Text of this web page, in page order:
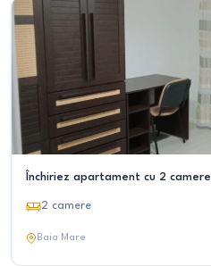
Închiriez apartament cu 2 camere
2 camere
Baia Mare